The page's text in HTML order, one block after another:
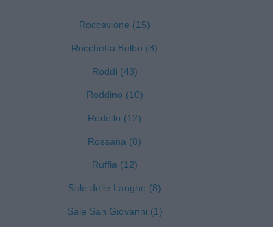
Roccavione (15)
Rocchetta Belbo (8)
Roddi (48)
Roddino (10)
Rodello (12)
Rossana (8)
Ruffia (12)
Sale delle Langhe (8)
Sale San Giovanni (1)